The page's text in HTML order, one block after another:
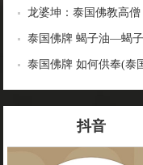
龙婆坤：泰国佛教高
导师
泰国佛牌 蝎子油—蝎
量
泰国佛牌 如何供奉(泰
南)
抖音